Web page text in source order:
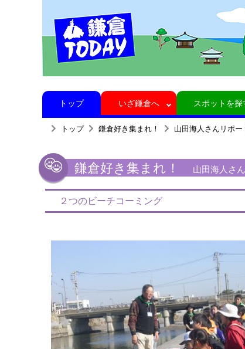
トップ いざ鎌倉へ スポットを探
トップ 鎌倉好き集まれ！ 山田海人さんリポー
鎌倉好き集まれ！ 山田海人さ
２つのビーチコーミング